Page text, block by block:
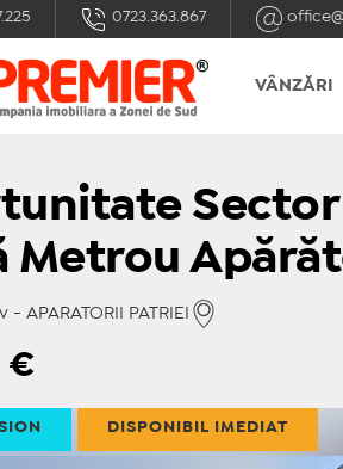
0723.363.867
VÂNZĂRI
Sector
Metrou
APARATORII PATRIEI
€
DISPONIBIL IMEDIAT